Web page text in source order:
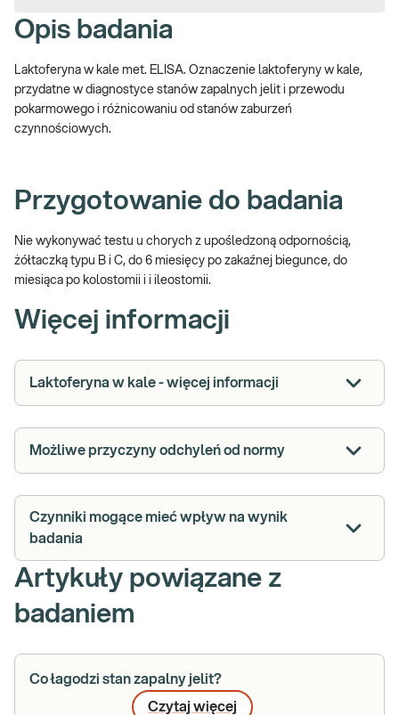
Opis badania
Laktoferyna w kale met. ELISA. Oznaczenie laktoferyny w kale,
przydatne w diagnostyce stanów zapalnych jelit i przewodu
pokarmowego i różnicowaniu od stanów zaburzeń
czynnościowych.
Przygotowanie do badania
Nie wykonywać testu u chorych z upośledzoną odpornością,
żółtaczką typu B i C, do 6 miesięcy po zakaźnej biegunce, do
miesiąca po kolostomii i i ileostomii.
Więcej informacji
Laktoferyna w kale - więcej informacji
Możliwe przyczyny odchyleń od normy
Czynniki mogące mieć wpływ na wynik
badania
Artykuły powiązane z
badaniem
Co łagodzi stan zapalny jelit?
Czytaj więcej